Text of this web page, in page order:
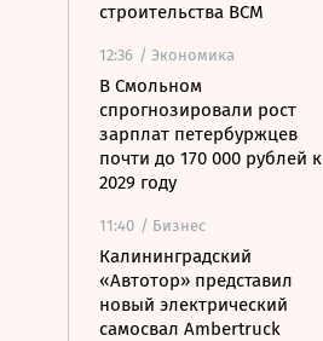
строительства ВСМ
12:36 / Экономика
В Смольном
спрогнозировали рост
зарплат петербуржцев
почти до 170 000 рублей к
2029 году
11:40 / Бизнес
Калининградский
«Автотор» представил
новый электрический
самосвал Ambertruck